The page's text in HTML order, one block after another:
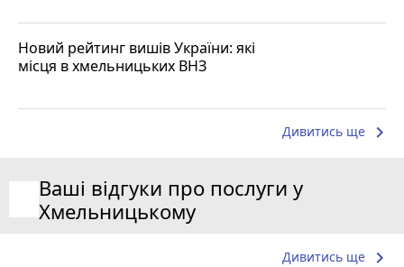
Новий рейтинг вишів України: які
місця в хмельницьких ВНЗ
Дивитись ще keyboard_arrow_right
Ваші відгуки про послуги у
Хмельницькому
Дивитись ще keyboard_arrow_right